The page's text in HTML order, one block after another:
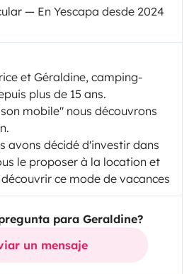
— En Yescapa desde 2024
et Géraldine, camping-
plus de 15 ans.
mobile" nous découvrons
avons décidé d'investir dans
le proposer à la location et
ce mode de vacances
para Geraldine?
un mensaje